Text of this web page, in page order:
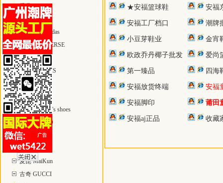
乔丹-Jordan
椰子yeezy
阿迪达斯 adidas
匡威 CONVERSE
彪马 PUMA
亚瑟士 ASICS
万斯 Vans
空军1号鞋
童鞋-children's shoes
爱步—ECCO
足球鞋
UGG雪地靴
麦昆 MaiKun
古奇 GUCCI
★安福篮球鞋 安福
安福工厂档口 潮牌
小豆芽鞋业 金宵
欧政乔丹椰子批发 爱尚
第一臻品 四海
安福放货终端 安福
安福脚印 莆田
安福aj正品 收藏